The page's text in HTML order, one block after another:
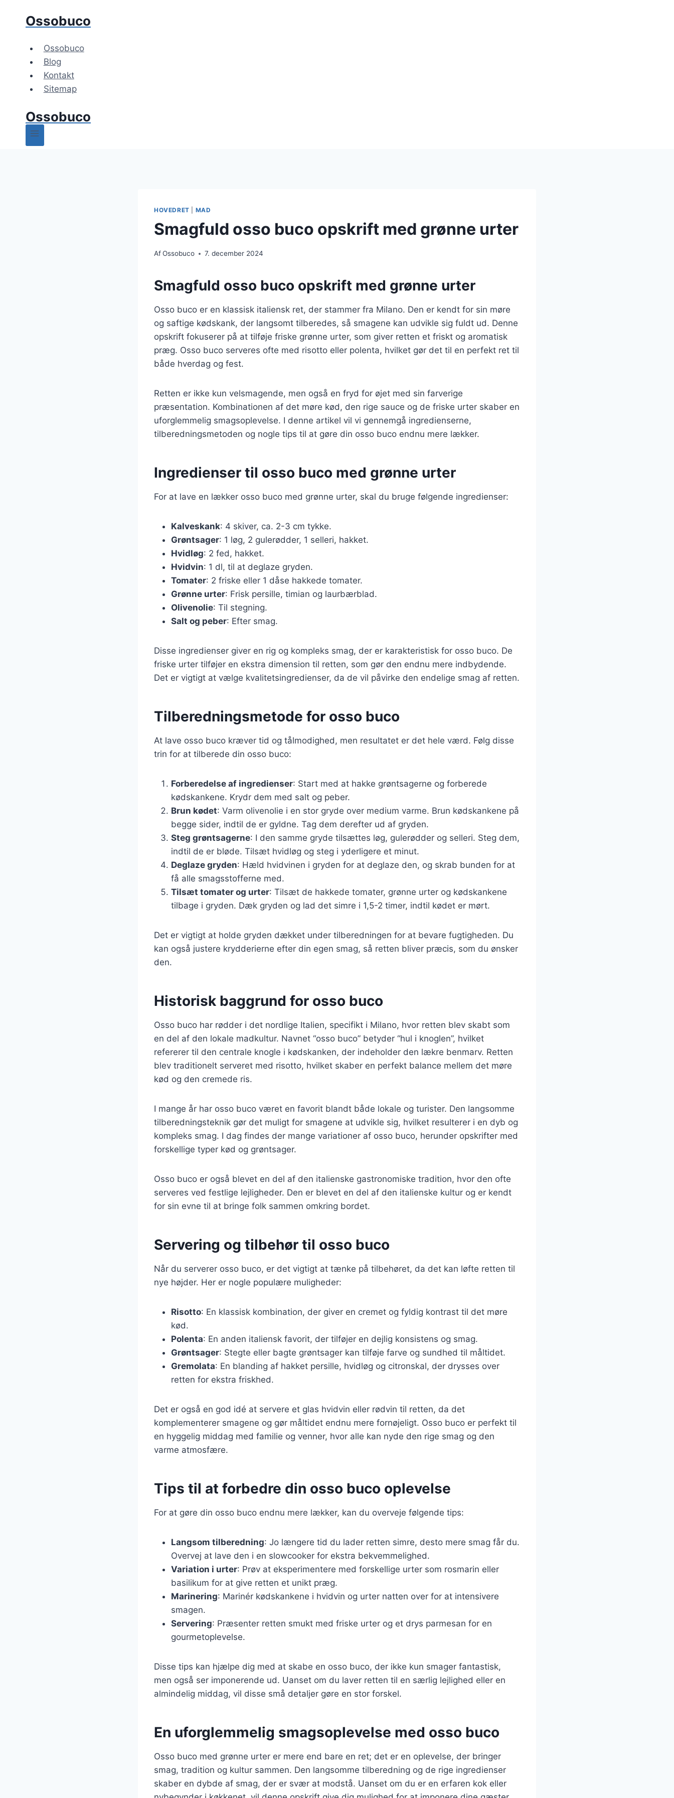
Ossobuco
Ossobuco
Blog
Kontakt
Sitemap
Ossobuco
HOVEDRET MAD
Smagfuld osso buco opskrift med grønne urter
AfOssobuco 7. december 2024
Smagfuld osso buco opskrift med grønne urter
Osso buco er en klassisk italiensk ret, der stammer fra Milano. Den er kendt for sin møre
og saftige kødskank, der langsomt tilberedes, så smagene kan udvikle sig fuldt ud. Denne
opskrift fokuserer på at tilføje friske grønne urter, som giver retten et friskt og aromatisk
præg. Osso buco serveres ofte med risotto eller polenta, hvilket gør det til en perfekt ret til
både hverdag og fest.
Retten er ikke kun velsmagende, men også en fryd for øjet med sin farverige
præsentation. Kombinationen af det møre kød, den rige sauce og de friske urter skaber en
uforglemmelig smagsoplevelse. I denne artikel vil vi gennemgå ingredienserne,
tilberedningsmetoden og nogle tips til at gøre din osso buco endnu mere lækker.
Ingredienser til osso buco med grønne urter
For at lave en lækker osso buco med grønne urter, skal du bruge følgende ingredienser:
Kalveskank: 4 skiver, ca. 2-3 cm tykke.
Grøntsager: 1 løg, 2 gulerødder, 1 selleri, hakket.
Hvidløg: 2 fed, hakket.
Hvidvin: 1 dl, til at deglaze gryden.
Tomater: 2 friske eller 1 dåse hakkede tomater.
Grønne urter: Frisk persille, timian og laurbærblad.
Olivenolie: Til stegning.
Salt og peber: Efter smag.
Disse ingredienser giver en rig og kompleks smag, der er karakteristisk for osso buco. De
friske urter tilføjer en ekstra dimension til retten, som gør den endnu mere indbydende.
Det er vigtigt at vælge kvalitetsingredienser, da de vil påvirke den endelige smag af retten.
Tilberedningsmetode for osso buco
At lave osso buco kræver tid og tålmodighed, men resultatet er det hele værd. Følg disse
trin for at tilberede din osso buco:
Forberedelse af ingredienser: Start med at hakke grøntsagerne og forberede
kødskankene. Krydr dem med salt og peber.
Brun kødet: Varm olivenolie i en stor gryde over medium varme. Brun kødskankene på
begge sider, indtil de er gyldne. Tag dem derefter ud af gryden.
Steg grøntsagerne: I den samme gryde tilsættes løg, gulerødder og selleri. Steg dem,
indtil de er bløde. Tilsæt hvidløg og steg i yderligere et minut.
Deglaze gryden: Hæld hvidvinen i gryden for at deglaze den, og skrab bunden for at
få alle smagsstofferne med.
Tilsæt tomater og urter: Tilsæt de hakkede tomater, grønne urter og kødskankene
tilbage i gryden. Dæk gryden og lad det simre i 1,5-2 timer, indtil kødet er mørt.
Det er vigtigt at holde gryden dækket under tilberedningen for at bevare fugtigheden. Du
kan også justere krydderierne efter din egen smag, så retten bliver præcis, som du ønsker
den.
Historisk baggrund for osso buco
Osso buco har rødder i det nordlige Italien, specifikt i Milano, hvor retten blev skabt som
en del af den lokale madkultur. Navnet “osso buco” betyder “hul i knoglen”, hvilket
refererer til den centrale knogle i kødskanken, der indeholder den lækre benmarv. Retten
blev traditionelt serveret med risotto, hvilket skaber en perfekt balance mellem det møre
kød og den cremede ris.
I mange år har osso buco været en favorit blandt både lokale og turister. Den langsomme
tilberedningsteknik gør det muligt for smagene at udvikle sig, hvilket resulterer i en dyb og
kompleks smag. I dag findes der mange variationer af osso buco, herunder opskrifter med
forskellige typer kød og grøntsager.
Osso buco er også blevet en del af den italienske gastronomiske tradition, hvor den ofte
serveres ved festlige lejligheder. Den er blevet en del af den italienske kultur og er kendt
for sin evne til at bringe folk sammen omkring bordet.
Servering og tilbehør til osso buco
Når du serverer osso buco, er det vigtigt at tænke på tilbehøret, da det kan løfte retten til
nye højder. Her er nogle populære muligheder:
Risotto: En klassisk kombination, der giver en cremet og fyldig kontrast til det møre
kød.
Polenta: En anden italiensk favorit, der tilføjer en dejlig konsistens og smag.
Grøntsager: Stegte eller bagte grøntsager kan tilføje farve og sundhed til måltidet.
Gremolata: En blanding af hakket persille, hvidløg og citronskal, der drysses over
retten for ekstra friskhed.
Det er også en god idé at servere et glas hvidvin eller rødvin til retten, da det
komplementerer smagene og gør måltidet endnu mere fornøjeligt. Osso buco er perfekt til
en hyggelig middag med familie og venner, hvor alle kan nyde den rige smag og den
varme atmosfære.
Tips til at forbedre din osso buco oplevelse
For at gøre din osso buco endnu mere lækker, kan du overveje følgende tips:
Langsom tilberedning: Jo længere tid du lader retten simre, desto mere smag får du.
Overvej at lave den i en slowcooker for ekstra bekvemmelighed.
Variation i urter: Prøv at eksperimentere med forskellige urter som rosmarin eller
basilikum for at give retten et unikt præg.
Marinering: Marinér kødskankene i hvidvin og urter natten over for at intensivere
smagen.
Servering: Præsenter retten smukt med friske urter og et drys parmesan for en
gourmetoplevelse.
Disse tips kan hjælpe dig med at skabe en osso buco, der ikke kun smager fantastisk,
men også ser imponerende ud. Uanset om du laver retten til en særlig lejlighed eller en
almindelig middag, vil disse små detaljer gøre en stor forskel.
En uforglemmelig smagsoplevelse med osso buco
Osso buco med grønne urter er mere end bare en ret; det er en oplevelse, der bringer
smag, tradition og kultur sammen. Den langsomme tilberedning og de rige ingredienser
skaber en dybde af smag, der er svær at modstå. Uanset om du er en erfaren kok eller